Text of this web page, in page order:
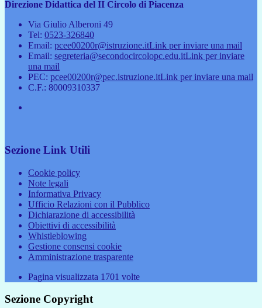
Direzione Didattica del II Circolo di Piacenza
Via Giulio Alberoni 49
Tel: 0523-326840
Email: pcee00200r@istruzione.itLink per inviare una mail
Email: segreteria@secondocircolopc.edu.itLink per inviare
una mail
PEC: pcee00200r@pec.istruzione.itLink per inviare una mail
C.F.: 80009310337
Sezione Link Utili
Cookie policy
Note legali
Informativa Privacy
Ufficio Relazioni con il Pubblico
Dichiarazione di accessibilità
Obiettivi di accessibilità
Whistleblowing
Gestione consensi cookie
Amministrazione trasparente
Pagina visualizzata 1701 volte
Sezione Copyright